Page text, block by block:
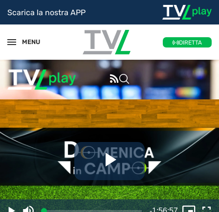
Scarica la nostra APP
MENU DIRETTA